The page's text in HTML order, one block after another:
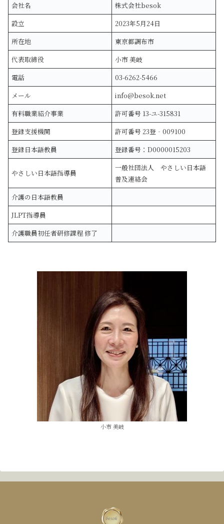
会社名
株式会社besok
設立
2023年5月24日
所在地
東京都調布市
代表取締役
小市 美岐
電話
03-6262-5466
メール
info@besok.net
有料職業紹介事業
許可番号 13-ユ-315831
登録支援機関
許可番号 23登‐009100
登録日本語教員
登録番号：D0000015203
やさしい日本語指導員
一般社団法人 やさしい日本語
普及連絡会
介護の日本語教員
JLPT指導員
介護職員初任者研修課程 修了
小市 美岐